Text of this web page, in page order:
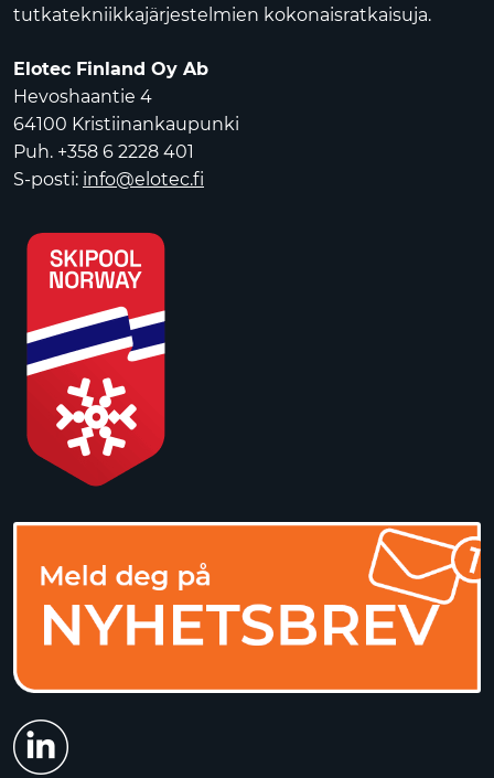
tutkatekniikkajärjestelmien kokonaisratkaisuja.
Elotec Finland Oy Ab
Hevoshaantie 4
64100 Kristiinankaupunki
Puh. +358 6 2228 401
S-posti: info@elotec.fi